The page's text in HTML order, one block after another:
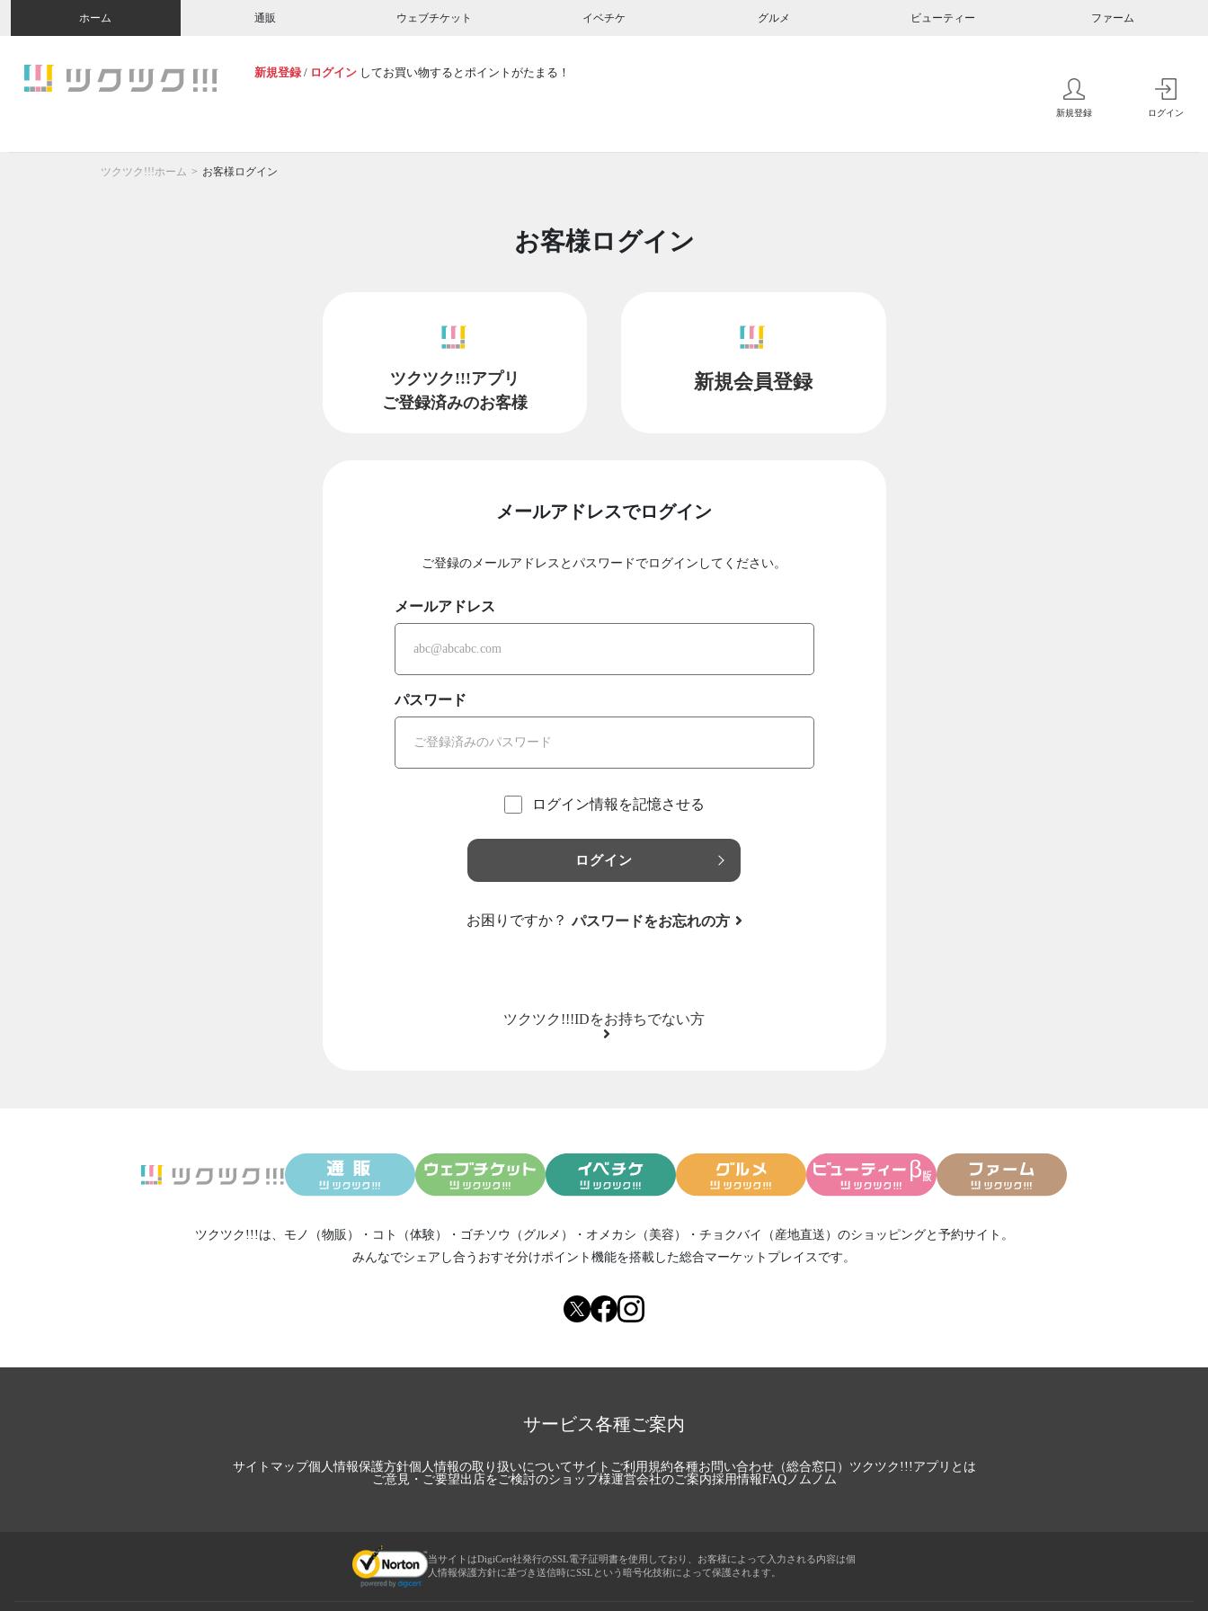
ホーム 通販 ウェブチケット イベチケ グルメ ビューティー ファーム
新規登録 / ログイン してお買い物するとポイントがたまる！
新規登録 ログイン
ツクツク!!!ホーム お客様ログイン
お客様ログイン
ツクツク!!!アプリ
ご登録済みのお客様
新規会員登録
メールアドレスでログイン
ご登録のメールアドレスとパスワードでログインしてください。
メールアドレス
パスワード
ログイン情報を記憶させる
ログイン
お困りですか？ パスワードをお忘れの方
ツクツク!!!IDをお持ちでない方
ツクツク!!!は、 モノ（物販） ・ コト（体験） ・ ゴチソウ（グルメ） ・ オメカシ（美容） ・ チョクバイ（産地直送） のショッピングと予約サイト。
みんなでシェアし合う おすそ分けポイント機能を搭載した総合マーケットプレイスです。
サービス各種ご案内
サイトマップ個人情報保護方針個人情報の取り扱いについてサイトご利用規約各種お問い合わせ（総合窓口） ツクツク!!!アプリとは
ご意見・ご要望出店をご検討のショップ様運営会社のご案内採用情報FAQノムノム
当サイトはDigiCert社発行のSSL電子証明書を使用しており、お客様によって入力される内容は個
人情報保護方針に基づき送信時にSSLという暗号化技術によって保護されます。